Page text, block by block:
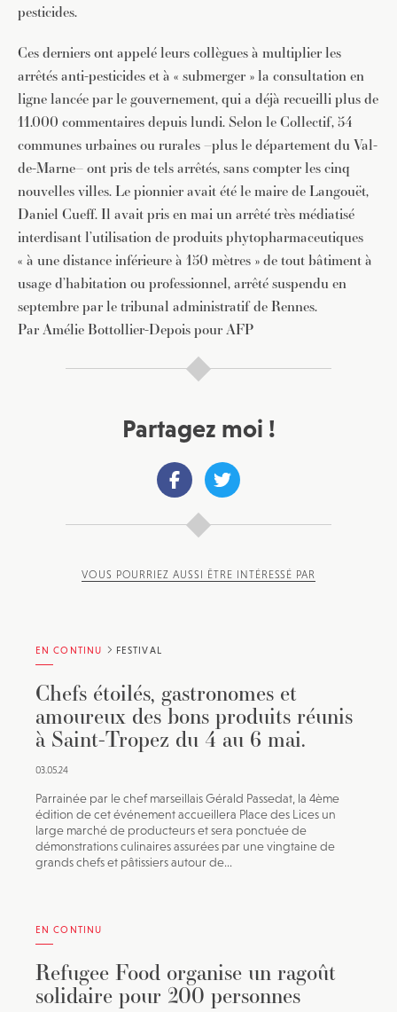
pesticides.
Ces derniers ont appelé leurs collègues à multiplier les
arrêtés anti-pesticides et à « submerger » la consultation en
ligne lancée par le gouvernement, qui a déjà recueilli plus de
11.000 commentaires depuis lundi. Selon le Collectif, 54
communes urbaines ou rurales –plus le département du Val-
de-Marne– ont pris de tels arrêtés, sans compter les cinq
nouvelles villes. Le pionnier avait été le maire de Langouët,
Daniel Cueff. Il avait pris en mai un arrêté très médiatisé
interdisant l’utilisation de produits phytopharmaceutiques
« à une distance inférieure à 150 mètres » de tout bâtiment à
usage d’habitation ou professionnel, arrêté suspendu en
septembre par le tribunal administratif de Rennes.
Par Amélie Bottollier-Depois pour AFP
Partagez moi !
VOUS POURRIEZ AUSSI ÊTRE INTÉRESSÉ PAR
EN CONTINU FESTIVAL
Chefs étoilés, gastronomes et
amoureux des bons produits réunis
à Saint-Tropez du 4 au 6 mai.
03.05.24
Parrainée par le chef marseillais Gérald Passedat, la 4ème
édition de cet événement accueillera Place des Lices un
large marché de producteurs et sera ponctuée de
démonstrations culinaires assurées par une vingtaine de
grands chefs et pâtissiers autour de...
EN CONTINU
Refugee Food organise un ragoût
solidaire pour 200 personnes
JE M'INSCRIS À LA NEWSLETTER
Pour recevoir toutes les deux semaines notre lettre
d’info avec une sélection d’articles …